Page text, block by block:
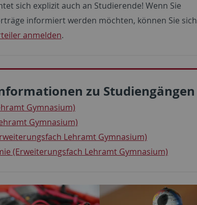
sich explizit auch an Studierende! Wenn Sie
informiert werden möchten, können Sie sich
anmelden.
zu Studiengängen
Gymnasium)
Gymnasium)
Lehramt Gymnasium)
(Erweiterungsfach Lehramt Gymnasium)